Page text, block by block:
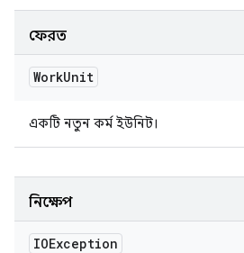
ফেরত
WorkUnit
একটি নতুন কর্ম ইউনিট।
নিক্ষেপ
IOException